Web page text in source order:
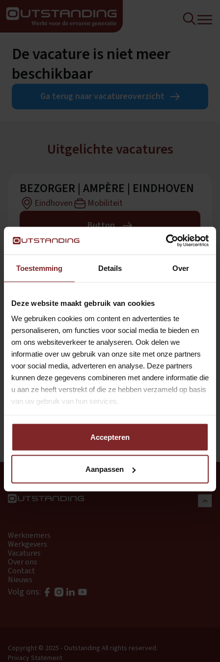
Toestemming Details Over
Deze website maakt gebruik van cookies
We gebruiken cookies om content en advertenties te
personaliseren, om functies voor social media te bieden en
om ons websiteverkeer te analyseren. Ook delen we
informatie over uw gebruik van onze site met onze partners
voor social media, adverteren en analyse. Deze partners
kunnen deze gegevens combineren met andere informatie die
u aan ze heeft verstrekt of die ze hebben verzameld op basis
van uw gebruik van hun services.
Accepteren
Aanpassen
De vacature is niet meer
beschikbaar
Ga terug naar vacatureoverzicht
Uitgelichte vacatures
BEZORGER | AMPÈRE | EINDHOVEN
Eindhoven
Mobiliteit
Button
BODE / FACILITAIR MEDEWERKER |
LELYSTAD | VOOR DE ERVAREN
Lelystad
Hospitality
Button
CATERINGKOERIER LOOF
AMSTERDAM
Weesp
Hospitality
Werknemers
Werkgevers
Vacatures
Over ons
Contact
Nieuws
Volg ons:
Copyright © 2025 - Outstanding All rights reserved.
Privacy Statement